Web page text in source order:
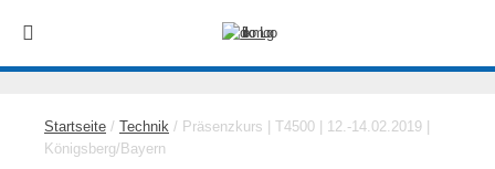
Startseite / Technik / Präsenzkurs | T4500 | 12.-14.02.2019 |
Königsberg/Bayern